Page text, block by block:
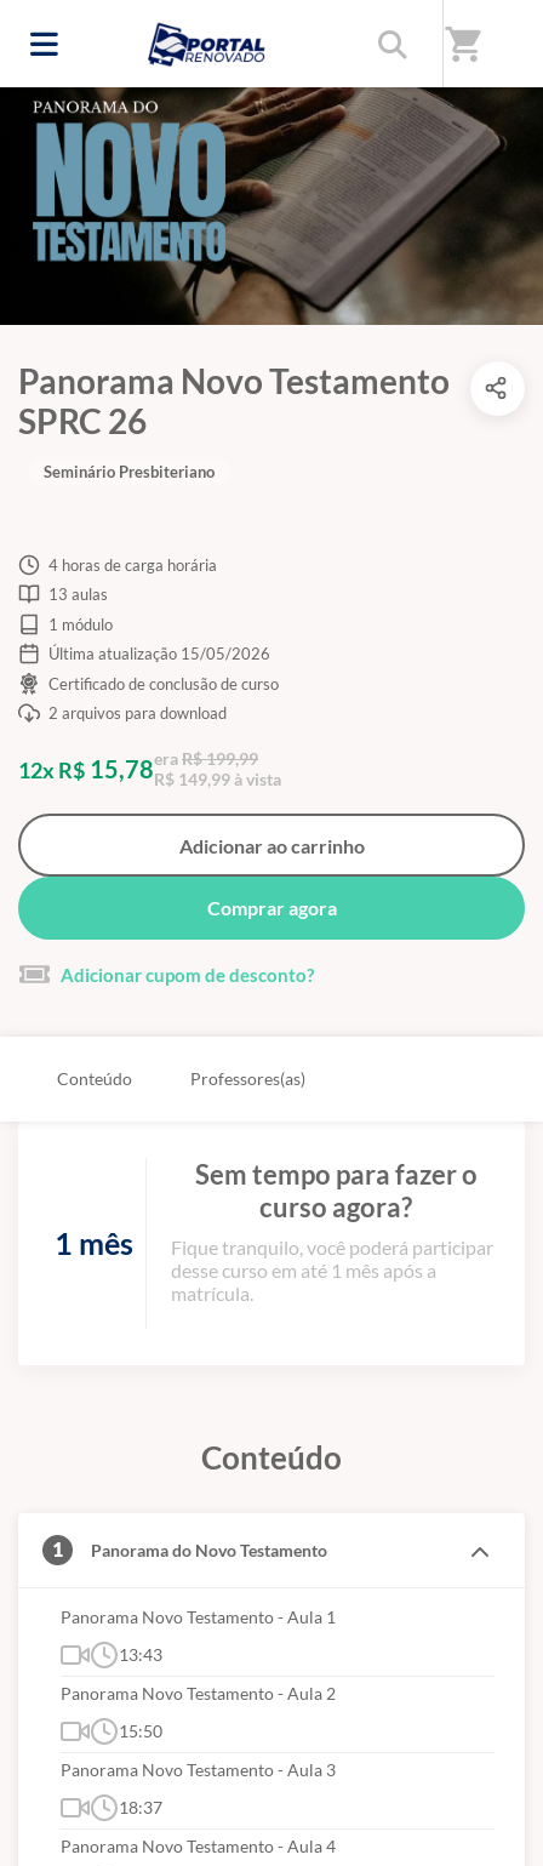
shopping_cart
Panorama Novo Testamento
SPRC 26
Seminário Presbiteriano
4 horas de carga horária
13 aulas
1 módulo
Última atualização 15/05/2026
Certificado de conclusão de curso
2 arquivos para download
12x R$ 15,78eraR$ 199,99
R$ 149,99 à vista
Adicionar ao carrinho
Comprar agora
Adicionar cupom de desconto?
Conteúdo Professores(as)
1 mês
Sem tempo para fazer o
curso agora?
Fique tranquilo, você poderá participar
desse curso em até 1 mês após a
matrícula.
Conteúdo
1 Panorama do Novo Testamento
Panorama Novo Testamento - Aula 1
13:43
Panorama Novo Testamento - Aula 2
15:50
Panorama Novo Testamento - Aula 3
18:37
Panorama Novo Testamento - Aula 4